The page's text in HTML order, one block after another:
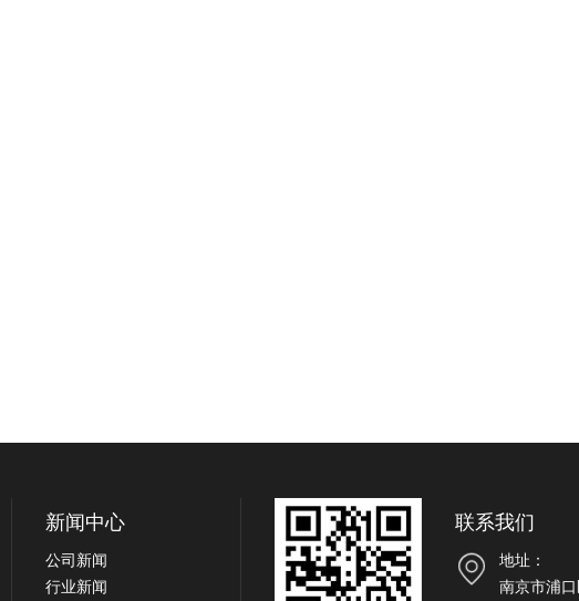
新闻中心
公司新闻
行业新闻
联系我们
地址：
南京市浦